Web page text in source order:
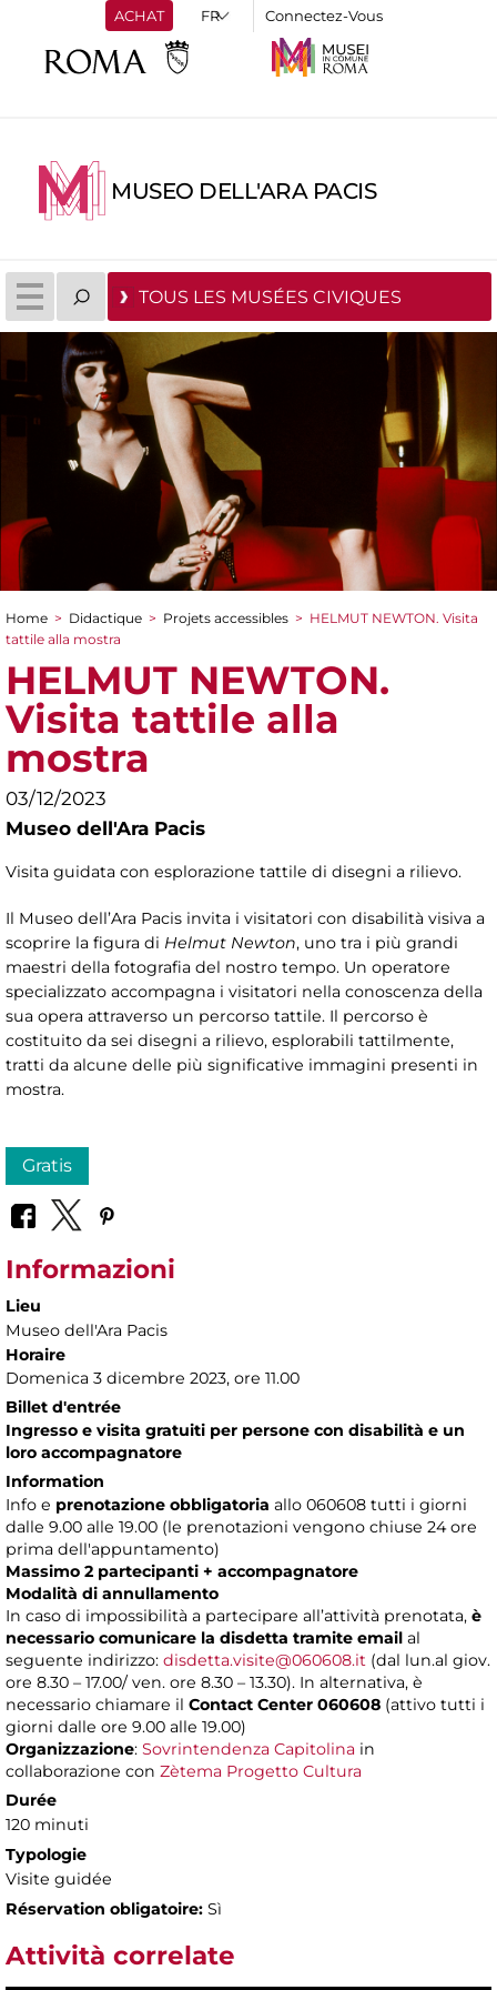
ACHAT Connectez-Vous
MUSEO DELL'ARA PACIS
TOUS LES MUSÉES CIVIQUES
You are here
Home > Didactique > Projets accessibles > HELMUT NEWTON. Visita
tattile alla mostra
HELMUT NEWTON.
Visita tattile alla
mostra
03/12/2023
Museo dell'Ara Pacis
Visita guidata con esplorazione tattile di disegni a rilievo.
Il Museo dell’Ara Pacis invita i visitatori con disabilità visiva a
scoprire la figura di Helmut Newton, uno tra i più grandi
maestri della fotografia del nostro tempo. Un operatore
specializzato accompagna i visitatori nella conoscenza della
sua opera attraverso un percorso tattile. Il percorso è
costituito da sei disegni a rilievo, esplorabili tattilmente,
tratti da alcune delle più significative immagini presenti in
mostra.
Gratis
Informazioni
Lieu
Museo dell'Ara Pacis
Horaire
Domenica 3 dicembre 2023, ore 11.00
Billet d'entrée
Ingresso e visita gratuiti per persone con disabilità e un
loro accompagnatore
Information
Info e prenotazione obbligatoria allo 060608 tutti i giorni
dalle 9.00 alle 19.00 (le prenotazioni vengono chiuse 24 ore
prima dell'appuntamento)
Massimo 2 partecipanti + accompagnatore
Modalità di annullamento
In caso di impossibilità a partecipare all’attività prenotata, è
necessario comunicare la disdetta tramite email al
seguente indirizzo: disdetta.visite@060608.it (dal lun.al giov.
ore 8.30 – 17.00/ ven. ore 8.30 – 13.30). In alternativa, è
necessario chiamare il Contact Center 060608 (attivo tutti i
giorni dalle ore 9.00 alle 19.00)
Organizzazione: Sovrintendenza Capitolina in
collaborazione con Zètema Progetto Cultura
Durée
120 minuti
Typologie
Visite guidée
Réservation obligatoire: Sì
Attività correlate